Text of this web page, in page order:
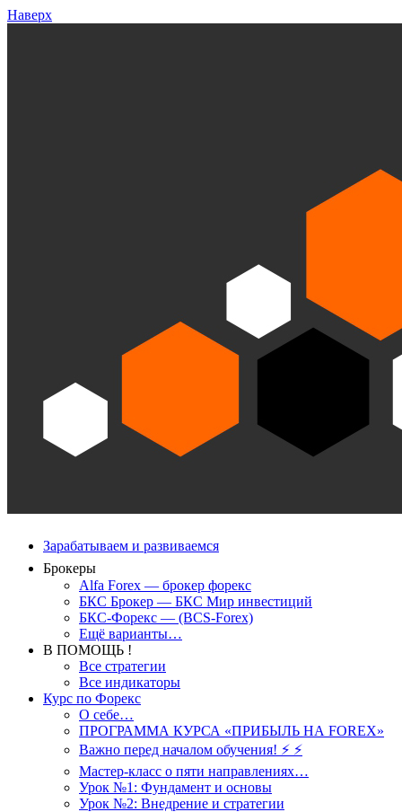
Наверх
Зарабатываем и развиваемся
Брокеры
Alfa Forex — брокер форекс
БКС Брокер — БКС Мир инвестиций
БКС-Форекс — (BCS-Forex)
Ещё варианты…
В ПОМОЩЬ !
Все стратегии
Все индикаторы
Курс по Форекс
О себе…
ПРОГРАММА КУРСА «ПРИБЫЛЬ НА FOREX»
Важно перед началом обучения! ⚡ ⚡
Мастер-класс о пяти направлениях…
Урок №1: Фундамент и основы
Урок №2: Внедрение и стратегии